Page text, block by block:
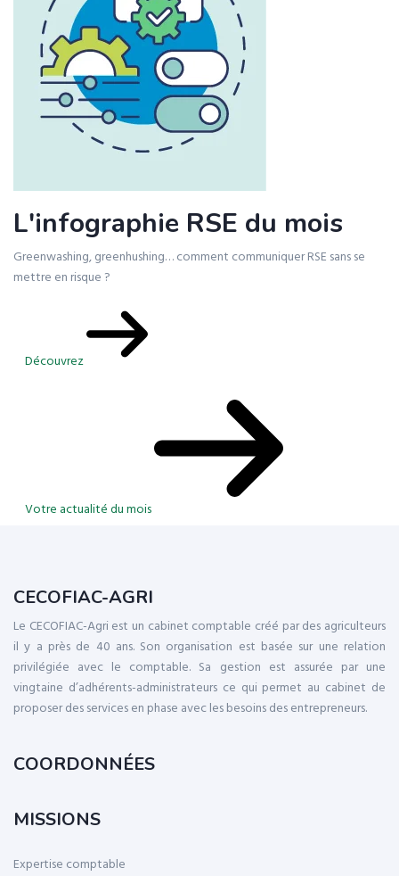
L'infographie RSE du mois
Greenwashing, greenhushing… comment communiquer RSE sans se
mettre en risque ?
Découvrez
Votre actualité du mois
CECOFIAC-AGRI
Le CECOFIAC-Agri est un cabinet comptable créé par des agriculteurs
il y a près de 40 ans. Son organisation est basée sur une relation
privilégiée avec le comptable. Sa gestion est assurée par une
vingtaine d’adhérents-administrateurs ce qui permet au cabinet de
proposer des services en phase avec les besoins des entrepreneurs.
COORDONNÉES
MISSIONS
Expertise comptable